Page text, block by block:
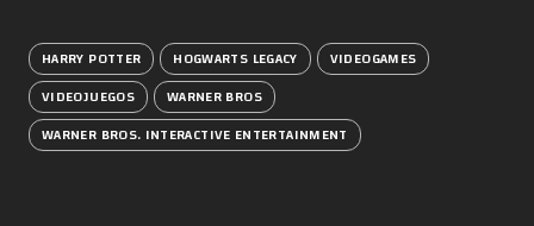
HARRY POTTER HOGWARTS LEGACY
VIDEOGAMES
VIDEOJUEGOS
WARNER BROS
WARNER BROS. INTERACTIVE ENTERTAINMENT